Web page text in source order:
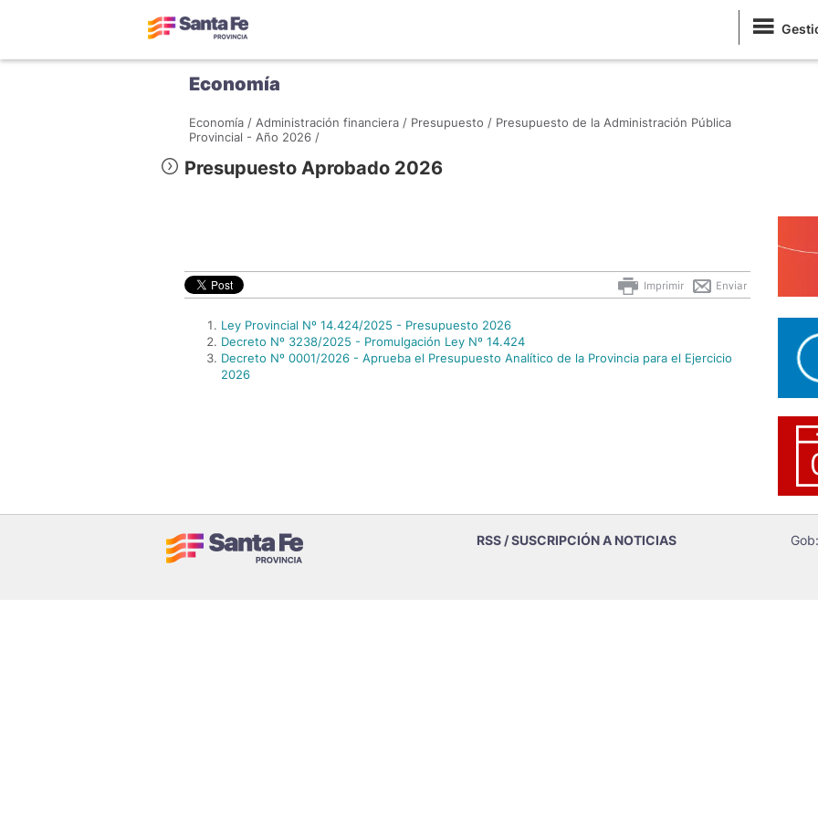
Economía
Economía / Administración financiera / Presupuesto / Presupuesto de la Administración Pública
Provincial - Año 2026 /
Presupuesto Aprobado 2026
Enviar
Imprimir
Ley Provincial Nº 14.424/2025 - Presupuesto 2026
Decreto Nº 3238/2025 - Promulgación Ley Nº 14.424
Decreto Nº 0001/2026 - Aprueba el Presupuesto Analítico de la Provincia para el Ejercicio
2026
RSS / SUSCRIPCIÓN A NOTICIAS